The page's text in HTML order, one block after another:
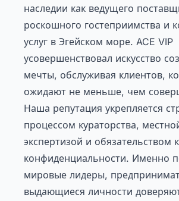
наследии как ведущего
роскошного гостеприимства и
услуг в Эгейском море. ACE VIP
усовершенствовал искусство
мечты, обслуживая клиентов,
ожидают не меньше, чем
Наша репутация укрепляется
процессом кураторства,
экспертизой и обязательством
конфиденциальности. Именно
мировые лидеры,
выдающиеся личности